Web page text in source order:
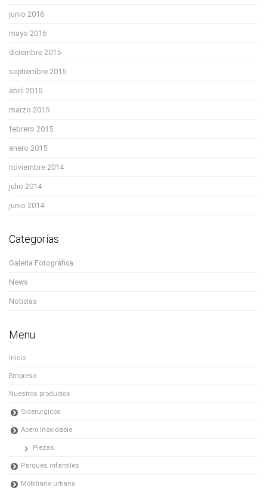
junio 2016
mayo 2016
diciembre 2015
septiembre 2015
abril 2015
marzo 2015
febrero 2015
enero 2015
noviembre 2014
julio 2014
junio 2014
Categorías
Galería Fotográfica
News
Noticias
Menu
Inicio
Empresa
Nuestros productos
Siderurgicos
Acero Inoxidable
Piezas
Parques infantiles
Mobiliario urbano